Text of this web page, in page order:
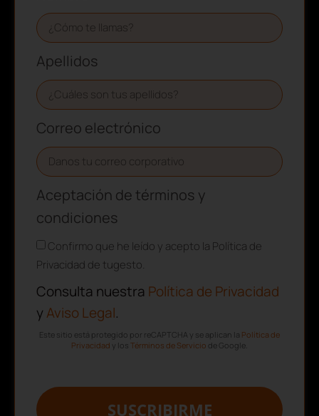
Apellidos
Correo electrónico
Aceptación de términos y
condiciones
Confirmo que he leído y acepto la Política de
Privacidad de tugesto.
Consulta nuestra Política de Privacidad
y Aviso Legal.
Este sitio está protegido por reCAPTCHA y se aplican la Política de
Privacidad y los Términos de Servicio de Google.
SUSCRIBIRME